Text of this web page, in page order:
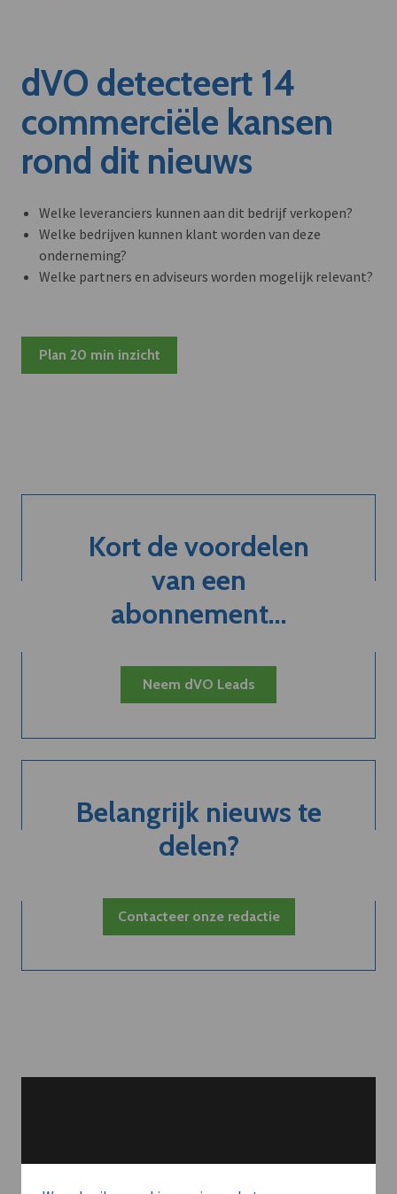
dVO detecteert 14
commerciële kansen
rond dit nieuws
Welke leveranciers kunnen aan dit bedrijf verkopen?
Welke bedrijven kunnen klant worden van deze
onderneming?
Welke partners en adviseurs worden mogelijk relevant?
Plan 20 min inzicht
Kort de voordelen
van een
abonnement...
Neem dVO Leads
Belangrijk nieuws te
delen?
Contacteer onze redactie